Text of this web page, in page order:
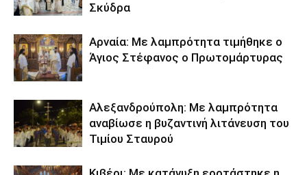
Σκύδρα
Αρναία: Με λαμπρότητα τιμήθηκε ο
Άγιος Στέφανος ο Πρωτομάρτυρας
Αλεξανδρούπολη: Με λαμπρότητα
αναβίωσε η βυζαντινή λιτάνευση του
Τιμίου Σταυρού